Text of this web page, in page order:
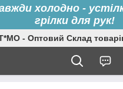
холодно -
грілки для рук!
- Оптовий Склад